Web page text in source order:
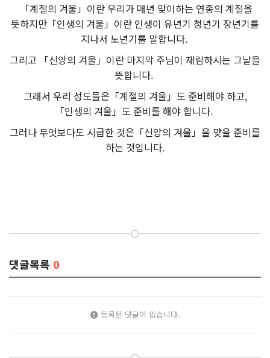
「계절의 겨울」이란 우리가 매년 맞이하는 연종의 계절을
뜻하지만「인생의 겨울」이란 인생이 유년기 청년기 장년기를
지나서 노년기를 말합니다.
그리고 「신앙의 겨울」이란 마지막 주님이 재림하시는 그날을
뜻합니다.
그래서 우리 성도들은「계절의 겨울」도 준비해야 하고,
「인생의 겨울」도 준비를 해야 합니다.
그러나 무엇보다도 시급한 것은「신앙의 겨울」을 맞을 준비를
하는 것입니다.
댓글목록 0
등록된 댓글이 없습니다.